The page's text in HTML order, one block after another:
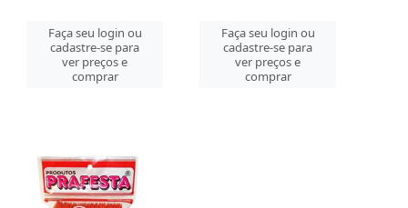
Faça seu login ou
cadastre-se para
ver preços e
comprar
Faça seu login ou
cadastre-se para
ver preços e
comprar